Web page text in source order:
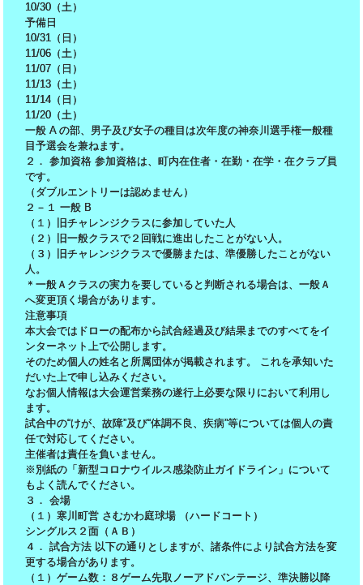
10/30（土）
予備日
10/31（日）
11/06（土）
11/07（日）
11/13（土）
11/14（日）
11/20（土）
一般 A の部、男子及び女子の種目は次年度の神奈川選手権一般種
目予選会を兼ねます。
２． 参加資格 参加資格は、町内在住者・在勤・在学・在クラブ員
です。
（ダブルエントリーは認めません）
２－１ 一般 B
（１）旧チャレンジクラスに参加していた人
（２）旧一般クラスで２回戦に進出したことがない人。
（３）旧チャレンジクラスで優勝または、準優勝したことがない
人。
＊一般Ａクラスの実力を要していると判断される場合は、一般Ａ
へ変更頂く場合があります。
注意事項
本大会ではドローの配布から試合経過及び結果までのすべてをイ
ンターネット上で公開します。
そのため個人の姓名と所属団体が掲載されます。 これを承知いた
だいた上で申し込みください。
なお個人情報は大会運営業務の遂行上必要な限りにおいて利用し
ます。
試合中の“けが、故障”及び“体調不良、疾病”等については個人の責
任で対応してください。
主催者は責任を負いません。
※別紙の「新型コロナウイルス感染防止ガイドライン」について
もよく読んでください。
３． 会場
（１）寒川町営 さむかわ庭球場 （ハードコート）
シングルス２面（ＡＢ）
４． 試合方法 以下の通りとしますが、諸条件により試合方法を変
更する場合があります。
（１）ゲーム数：８ゲーム先取ノーアドバンテージ、準決勝以降